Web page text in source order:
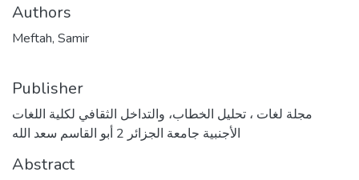
Authors
Meftah, Samir
Publisher
مجلة لغات ، تحليل الخطاب، والتداخل الثقافي لكلية اللغات
الأجنبية جامعة الجزائر 2 أبو القاسم سعد الله
Abstract